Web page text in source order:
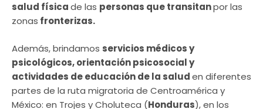
salud físicade las personas que transitanpor las
zonas fronterizas.
Además, brindamos servicios médicos y
psicológicos, orientación psicosocial y
actividades de educación de la saluden diferentes
partes de la ruta migratoria de Centroamérica y
México: en Trojes y Choluteca (Honduras), en los